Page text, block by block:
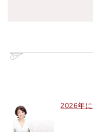
2026年